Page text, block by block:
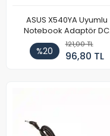
ASUS X540YA Uyumlu
Notebook Adaptör DC
Power Kablosu
%20
121,00 TL
96,80 TL